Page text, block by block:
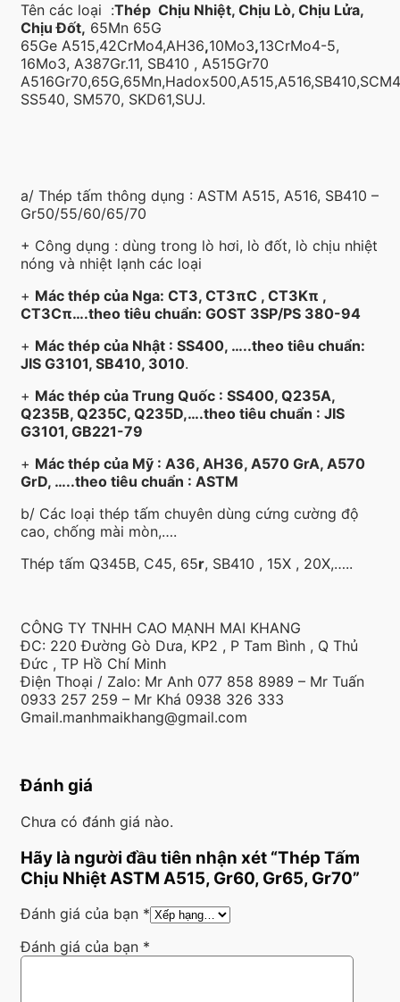
Tên các loại :Thép Chịu Nhiệt, Chịu Lò, Chịu Lửa,
Chịu Đốt, 65Mn 65G
65Ge A515,42CrMo4,AH36,10Mo3,13CrMo4-5,
16Mo3, A387Gr.11, SB410 , A515Gr70
SS540, SM570, SKD61,SUJ.
a/ Thép tấm thông dụng : ASTM A515, A516, SB410 –
Gr50/55/60/65/70
+ Công dụng : dùng trong lò hơi, lò đốt, lò chịu nhiệt
nóng và nhiệt lạnh các loại
+ Mác thép của Nga: CT3, CT3πC , CT3Kπ ,
CT3Cπ….theo tiêu chuẩn: GOST 3SP/PS 380-94
+ Mác thép của Nhật : SS400, …..theo tiêu chuẩn:
JIS G3101, SB410, 3010.
+ Mác thép của Trung Quốc : SS400, Q235A,
Q235B, Q235C, Q235D,….theo tiêu chuẩn : JIS
G3101, GB221-79
+ Mác thép của Mỹ : A36, AH36, A570 GrA, A570
GrD, …..theo tiêu chuẩn : ASTM
b/ Các loại thép tấm chuyên dùng cứng cường độ
cao, chống mài mòn,….
Thép tấm Q345B, C45, 65r, SB410 , 15X , 20X,…..
CÔNG TY TNHH CAO MẠNH MAI KHANG
ĐC: 220 Đường Gò Dưa, KP2 , P Tam Bình , Q Thủ
Đức , TP Hồ Chí Minh
Điện Thoại / Zalo: Mr Anh 077 858 8989 – Mr Tuấn
0933 257 259 – Mr Khá 0938 326 333
Gmail.manhmaikhang@gmail.com
Đánh giá
Chưa có đánh giá nào.
Hãy là người đầu tiên nhận xét “Thép Tấm
Chịu Nhiệt ASTM A515, Gr60, Gr65, Gr70”
Đánh giá của bạn *
Đánh giá của bạn *